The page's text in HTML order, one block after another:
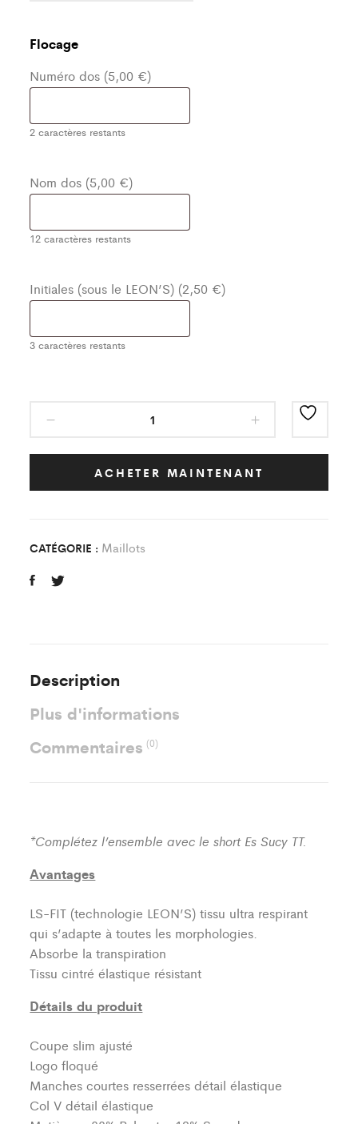
Flocage
Numéro dos (5,00 €)
2 caractères restants
Nom dos (5,00 €)
12 caractères restants
Initiales (sous le LEON’S) (2,50 €)
3 caractères restants
Vert/Blanc
Sucy
quantity
ACHETER MAINTENANT
CATÉGORIE : Maillots
Description
Plus d'informations
Commentaires(0)
*Complétez l’ensemble avec le short Es Sucy TT.
Avantages
LS-FIT (technologie LEON’S)tissu ultra respirant
qui s’adapte à toutes les morphologies.
Absorbe la transpiration
Tissu cintré élastique résistant
Détails du produit
Coupe slim ajusté
Logo floqué
Manches courtes resserrées détail élastique
Col V détail élastique